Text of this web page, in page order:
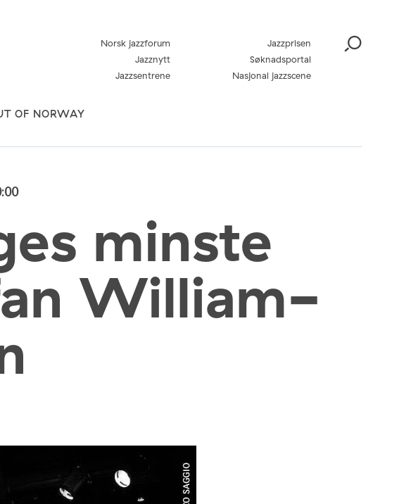
OF NORWAY
Norsk jazzforum
Jazzprisen
Jazznytt
Søknadsportal
Jazzsentrene
Nasjonal jazzscene
minste
William-